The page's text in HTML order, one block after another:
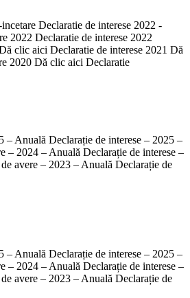
Declaratie de interese 2022 -
2022 Declaratie de interese 2022
clic aici Declaratie de interese 2021 Dă
2020 Dă clic aici Declaratie
– Anuală Declarație de interese – 2025 –
– 2024 – Anuală Declarație de interese –
avere – 2023 – Anuală Declarație de
– Anuală Declarație de interese – 2025 –
– 2024 – Anuală Declarație de interese –
avere – 2023 – Anuală Declarație de